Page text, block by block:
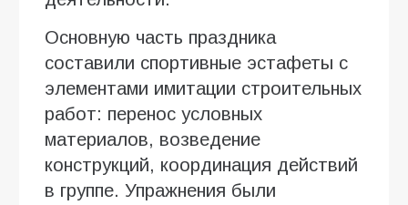
Основную часть праздника
составили спортивные эстафеты с
элементами имитации строительных
работ: перенос условных
материалов, возведение
конструкций, координация действий
в группе. Упражнения были